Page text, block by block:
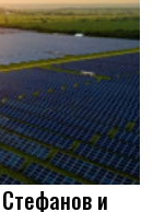
и